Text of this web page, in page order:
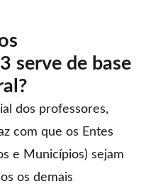
serve de base
dos professores,
com que os Entes
e Municípios) sejam
os demais